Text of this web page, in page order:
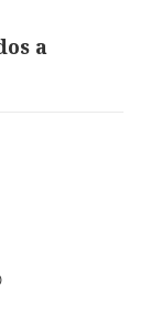
a